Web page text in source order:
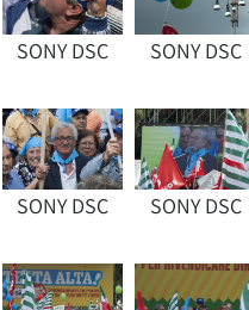
SONY DSC SONY DSC
SONY DSC SONY DSC